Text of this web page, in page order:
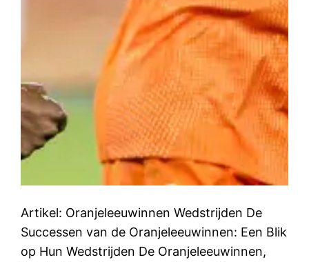
Artikel: Oranjeleeuwinnen Wedstrijden De
Successen van de Oranjeleeuwinnen: Een Blik
op Hun Wedstrijden De Oranjeleeuwinnen,